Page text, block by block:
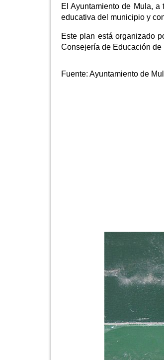
El Ayuntamiento de Mula,
educativa del municipio y
Este plan está organizado
Consejería de Educación de
Fuente: Ayuntamiento de